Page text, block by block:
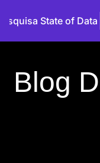
State of Data
Blog